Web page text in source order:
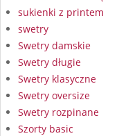
sukienki z printem
swetry
Swetry damskie
Swetry długie
Swetry klasyczne
Swetry oversize
Swetry rozpinane
Szorty basic